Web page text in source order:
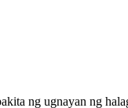
ng ugnayan ng